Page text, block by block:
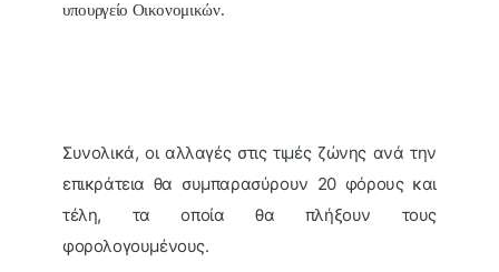
υπουργείο Οικονομικών.
Συνολικά, οι αλλαγές στις τιμές ζώνης ανά την
επικράτεια θα συμπαρασύρουν 20 φόρους και
τέλη, τα οποία θα πλήξουν τους
φορολογουμένους.